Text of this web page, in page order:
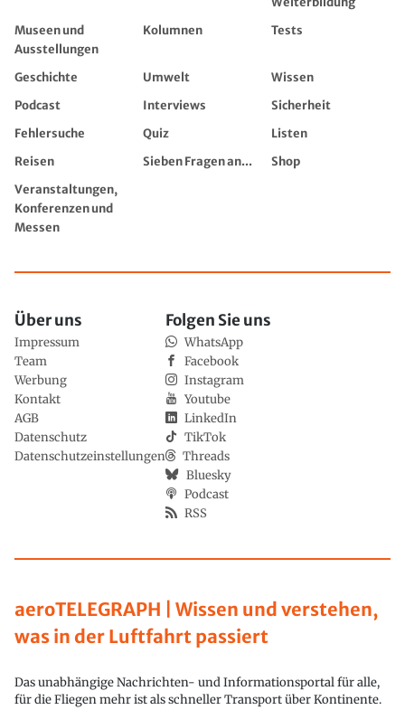
Museen und
Ausstellungen
Kolumnen Tests
Geschichte Umwelt
Wissen
Podcast
Interviews
Sicherheit
Fehlersuche
Quiz
Listen
Reisen
Sieben Fragen an...
Shop
Veranstaltungen,
Konferenzen und
Messen
aeroTELEGRAPH | Wissen und verstehen,
was in der Luftfahrt passiert
Das unabhängige Nachrichten- und Informationsportal für alle,
für die Fliegen mehr ist als schneller Transport über Kontinente.
Über uns
Impressum
Team
Werbung
Kontakt
AGB
Datenschutz
Datenschutzeinstellungen
Folgen Sie uns
WhatsApp
Facebook
Instagram
Youtube
LinkedIn
TikTok
Threads
Bluesky
Podcast
RSS